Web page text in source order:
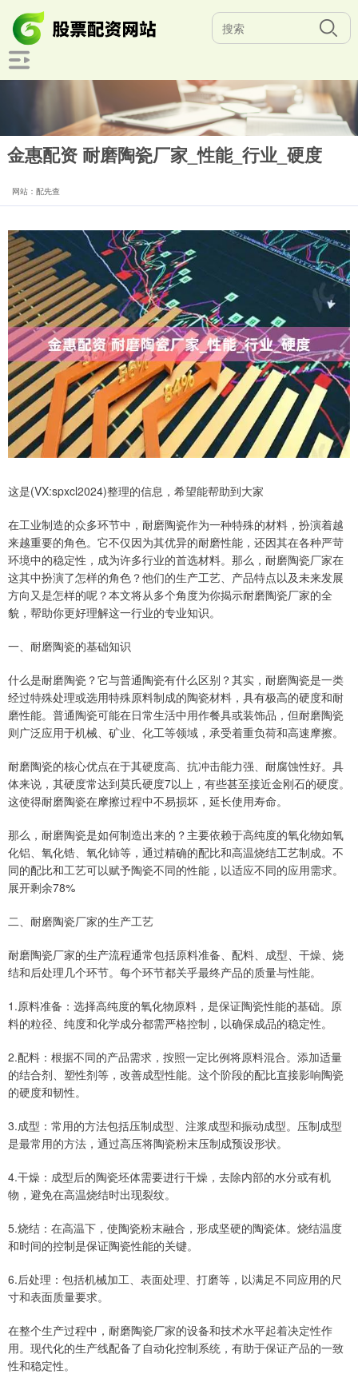
金惠配资 耐磨陶瓷厂家_性能_行业_硬度
网站：配先查
这是(VX:spxcl2024)整理的信息，希望能帮助到大家
在工业制造的众多环节中，耐磨陶瓷作为一种特殊的材料，扮演着越
来越重要的角色。它不仅因为其优异的耐磨性能，还因其在各种严苛
环境中的稳定性，成为许多行业的首选材料。那么，耐磨陶瓷厂家在
这其中扮演了怎样的角色？他们的生产工艺、产品特点以及未来发展
方向又是怎样的呢？本文将从多个角度为你揭示耐磨陶瓷厂家的全
貌，帮助你更好理解这一行业的专业知识。
一、耐磨陶瓷的基础知识
什么是耐磨陶瓷？它与普通陶瓷有什么区别？其实，耐磨陶瓷是一类
经过特殊处理或选用特殊原料制成的陶瓷材料，具有极高的硬度和耐
磨性能。普通陶瓷可能在日常生活中用作餐具或装饰品，但耐磨陶瓷
则广泛应用于机械、矿业、化工等领域，承受着重负荷和高速摩擦。
耐磨陶瓷的核心优点在于其硬度高、抗冲击能力强、耐腐蚀性好。具
体来说，其硬度常达到莫氏硬度7以上，有些甚至接近金刚石的硬度。
这使得耐磨陶瓷在摩擦过程中不易损坏，延长使用寿命。
那么，耐磨陶瓷是如何制造出来的？主要依赖于高纯度的氧化物如氧
化铝、氧化锆、氧化铈等，通过精确的配比和高温烧结工艺制成。不
同的配比和工艺可以赋予陶瓷不同的性能，以适应不同的应用需求。
展开剩余78%
二、耐磨陶瓷厂家的生产工艺
耐磨陶瓷厂家的生产流程通常包括原料准备、配料、成型、干燥、烧
结和后处理几个环节。每个环节都关乎最终产品的质量与性能。
1.原料准备：选择高纯度的氧化物原料，是保证陶瓷性能的基础。原
料的粒径、纯度和化学成分都需严格控制，以确保成品的稳定性。
2.配料：根据不同的产品需求，按照一定比例将原料混合。添加适量
的结合剂、塑性剂等，改善成型性能。这个阶段的配比直接影响陶瓷
的硬度和韧性。
3.成型：常用的方法包括压制成型、注浆成型和振动成型。压制成型
是最常用的方法，通过高压将陶瓷粉末压制成预设形状。
4.干燥：成型后的陶瓷坯体需要进行干燥，去除内部的水分或有机
物，避免在高温烧结时出现裂纹。
5.烧结：在高温下，使陶瓷粉末融合，形成坚硬的陶瓷体。烧结温度
和时间的控制是保证陶瓷性能的关键。
6.后处理：包括机械加工、表面处理、打磨等，以满足不同应用的尺
寸和表面质量要求。
在整个生产过程中，耐磨陶瓷厂家的设备和技术水平起着决定性作
用。现代化的生产线配备了自动化控制系统，有助于保证产品的一致
性和稳定性。